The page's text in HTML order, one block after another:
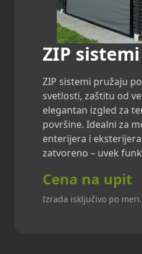
ZIP sistemi
ZIP sistemi pružaju
svetlosti, zaštitu od
elegantan izgled za
površine. Idealni za
enterijera i
zatvoreno – uvek
Cena na upit
Izrada isključivo po meri.